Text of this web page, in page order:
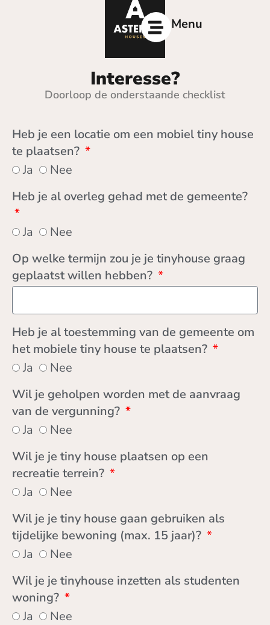
Menu
Interesse?
Doorloop de onderstaande checklist
Heb je een locatie om een mobiel tiny house
te plaatsen?
Ja
Nee
Heb je al overleg gehad met de gemeente?
Ja
Nee
Op welke termijn zou je je tinyhouse graag
geplaatst willen hebben?
Heb je al toestemming van de gemeente om
het mobiele tiny house te plaatsen?
Ja
Nee
Wil je geholpen worden met de aanvraag
van de vergunning?
Ja
Nee
Wil je je tiny house plaatsen op een
recreatie terrein?
Ja
Nee
Wil je je tiny house gaan gebruiken als
tijdelijke bewoning (max. 15 jaar)?
Ja
Nee
Wil je je tinyhouse inzetten als studenten
woning?
Ja
Nee